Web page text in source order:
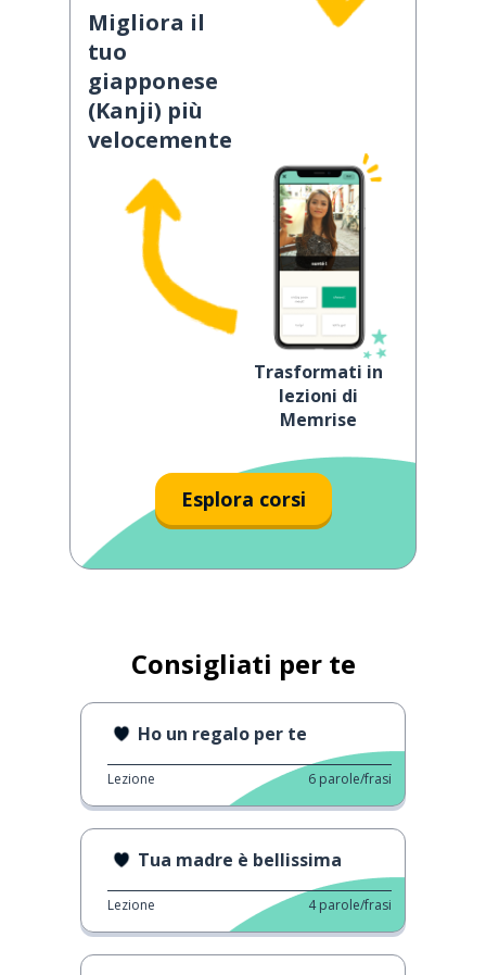
Migliora il
tuo
giapponese
(Kanji) più
velocemente
Trasformati in
lezioni di
Memrise
Esplora corsi
Consigliati per te
Ho un regalo per te
Lezione 6 parole/frasi
Tua madre è bellissima
Lezione 4 parole/frasi